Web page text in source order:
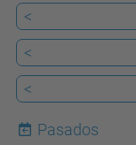
<
<
<
Pasados